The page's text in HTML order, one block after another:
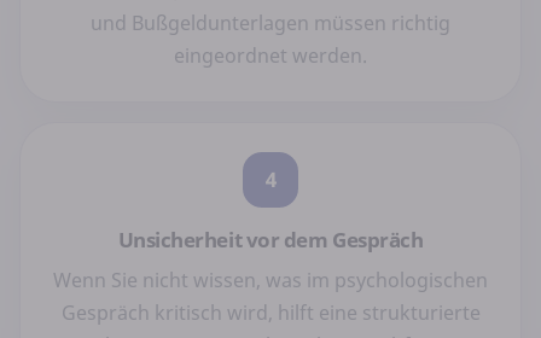
und Bußgeldunterlagen müssen richtig
eingeordnet werden.
4
Unsicherheit vor dem Gespräch
Wenn Sie nicht wissen, was im psychologischen
Gespräch kritisch wird, hilft eine strukturierte